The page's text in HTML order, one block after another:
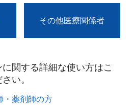
その他医療関係者
関する詳細な使い方はこ
い。​
・薬剤師の方​